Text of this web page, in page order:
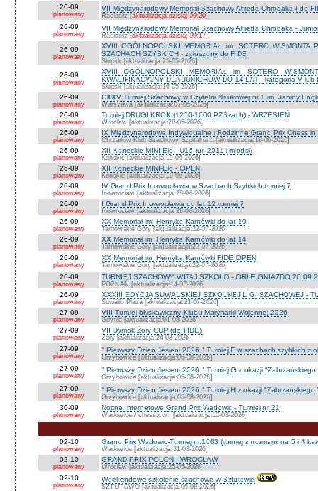
26-09
planowany
VII Międzynarodowy Memoriał Szachowy Alfreda Chrobaka ( do
Racibórz [aktualizacja:dzisiaj 09:20]
26-09
planowany
VII Międzynarodowy Memoriał Szachowy Alfreda Chrobaka -
Racibórz [aktualizacja:dzisiaj 09:17]
26-09
planowany
XVIII OGÓLNOPOLSKI MEMORIAŁ im. SOTERO WISMONTA
SZACHACH SZYBKICH - zgłoszony do FIDE
Słupsk [aktualizacja:25-05-2026]
26-09
planowany
XVIII OGÓLNOPOLSKI MEMORIAŁ im. SOTERO
KWALIFIKACYJNY DLA JUNIORÓW DO 14 LAT - kategoria V
Słupsk [aktualizacja:16-05-2026]
26-09
planowany
CXXV Turniej Szachowy w Czytelni Naukowej nr 1 im. Janiny
Warszawa [aktualizacja:07-05-2026]
26-09
planowany
Turniej DRUGI KROK (1250-1600 PZSzach) - WRZESIEŃ
Wrocław [aktualizacja:28-05-2026]
26-09
planowany
IX Międzynarodowe Indywidualne i Rodzinne Grand Prix Chess
Chrzanów Klub Szachowy Szpitalna 1 [aktualizacja:18-06-2026]
26-09
planowany
XII Koneckie MINI-Elo - U15 (ur. 2011 i młodsi)
Końskie [aktualizacja:19-06-2026]
26-09
planowany
XII Koneckie MINI-Elo - OPEN
Końskie [aktualizacja:19-06-2026]
26-09
planowany
IV Grand Prix Inowrocławia w Szachach Szybkich turniej 7
Inowrocław [aktualizacja:28-06-2026]
26-09
planowany
I Grand Prix Inowrocławia do lat 12 turniej 7
Inowrocław [aktualizacja:28-06-2026]
26-09
planowany
XX Memoriał im. Henryka Karnówki do lat 10
Tarnowskie Góry [aktualizacja:22-07-2026]
26-09
planowany
XX Memoriał im. Henryka Karnówki do lat 14
Tarnowskie Góry [aktualizacja:22-07-2026]
26-09
planowany
XX Memoriał im. Henryka Karnówki FIDE OPEN
Tarnowskie Góry [aktualizacja:22-07-2026]
26-09
planowany
TURNIEJ SZACHOWY WITAJ SZKOŁO - ORLE GNIAZDO
POZNAŃ [aktualizacja:14-07-2026]
26-09
planowany
XXXIII EDYCJA SUWALSKIEJ SZKOLNEJ LIGI SZACHOWEJ -
Suwałki Plaza [aktualizacja:21-07-2026]
27-09
planowany
VIII Turniej błyskawiczny Klubu Marynarki Wojennej 2026
Gdynia [aktualizacja:01-08-2026]
27-09
planowany
VII Dymok Żory CUP (do FIDE)
Żory [aktualizacja:24-03-2026]
27-09
planowany
" Pierwszy Dzień Jesieni 2026 " Turniej F w szachach szybkich z
Grzybowice [aktualizacja:05-08-2026]
27-09
planowany
" Pierwszy Dzień Jesieni 2026 " Turniej G z okazji "Zabrzańskiego
Grzybowice [aktualizacja:05-08-2026]
27-09
planowany
" Pierwszy Dzień Jesieni 2026 " Turniej H z okazji "Zabrzańskiego
Grzybowice [aktualizacja:05-08-2026]
30-09
planowany
Nocne Internetowe Grand Prix Wadowic - Turniej nr 21
Wadowice / chess.com [aktualizacja:10-03-2026]
02-10
planowany
Grand Prix Wadowic-Turniej nr.1003 (turniej z normami na 5 i 4
Wadowice [aktualizacja:31-03-2026]
02-10
planowany
GRAND PRIX POLONII WROCŁAW
Wrocław [aktualizacja:25-05-2026]
02-10
planowany
Weekendowe szkolenie szachowe w Sztutowie
SZTUTOWO [aktualizacja:05-08-2026]